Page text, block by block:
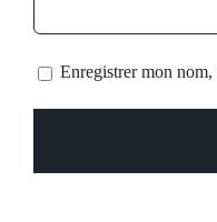
Enregistrer mon